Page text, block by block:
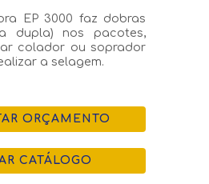
EP 3000 faz dobras
dupla) nos pacotes,
colador ou soprador
a selagem.
ORÇAMENTO
CATÁLOGO